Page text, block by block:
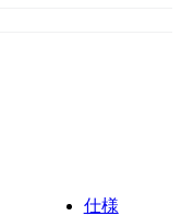
仕様